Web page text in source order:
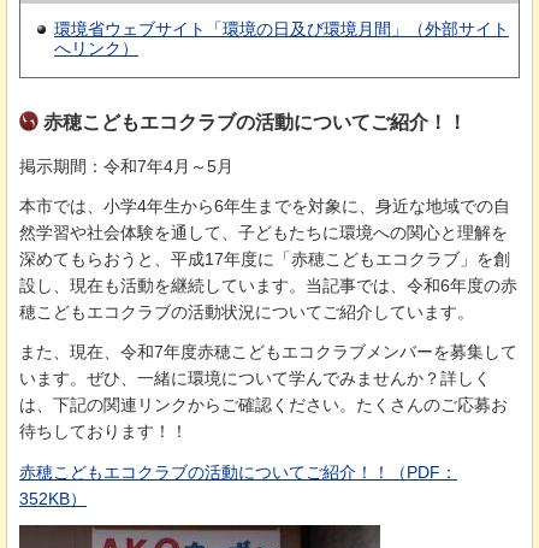
環境省ウェブサイト「環境の日及び環境月間」（外部サイト
へリンク）
赤穂こどもエコクラブの活動についてご紹介！！
掲示期間：令和7年4月～5月
本市では、小学4年生から6年生までを対象に、身近な地域での自
然学習や社会体験を通して、子どもたちに環境への関心と理解を
深めてもらおうと、平成17年度に「赤穂こどもエコクラブ」を創
設し、現在も活動を継続しています。当記事では、令和6年度の赤
穂こどもエコクラブの活動状況についてご紹介しています。
また、現在、令和7年度赤穂こどもエコクラブメンバーを募集して
います。ぜひ、一緒に環境について学んでみませんか？詳しく
は、下記の関連リンクからご確認ください。たくさんのご応募お
待ちしております！！
赤穂こどもエコクラブの活動についてご紹介！！（PDF：
352KB）